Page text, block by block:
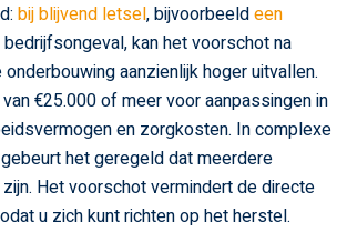
bij blijvend letsel, bijvoorbeeldeen
bedrijfsongeval, kan het voorschot na
aanzienlijk hoger uitvallen.
€25.000 of meer voor aanpassingen in
en zorgkosten. In complexe
het geregeld dat meerdere
Het voorschot vermindert de directe
u zich kunt richten op het herstel.